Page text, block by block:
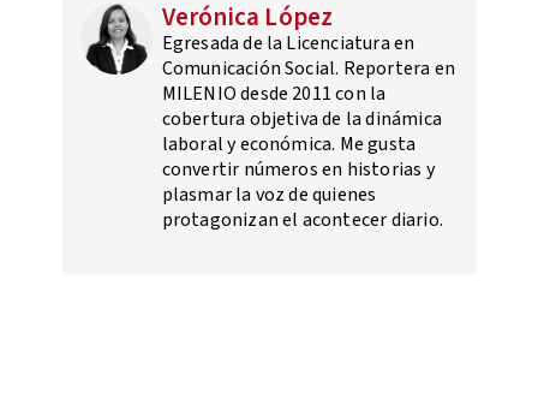
Verónica López
Egresada de la Licenciatura en
Comunicación Social. Reportera en
MILENIO desde 2011 con la
cobertura objetiva de la dinámica
laboral y económica. Me gusta
convertir números en historias y
plasmar la voz de quienes
protagonizan el acontecer diario.